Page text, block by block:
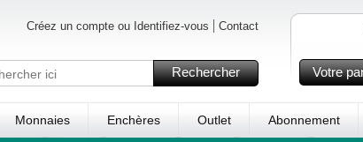
Créez un compte ou Identifiez-vous Contact
Rechercher Votre
Monnaies Enchères Outlet Abonnement